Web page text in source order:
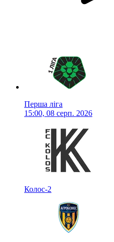
Перша ліга
15:00, 08 серп. 2026
Колос-2